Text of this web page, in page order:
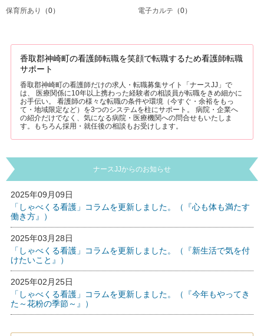
保育所あり （0） 電子カルテ （0）
香取郡神崎町の看護師転職を笑顔で転職するため看護師転職
サポート
香取郡神崎町の看護師だけの求人・転職募集サイト「ナースJJ」で
は、 医療関係に10年以上携わった経験者の相談員が転職をきめ細かに
お手伝い。 看護師の様々な転職の条件や環境（今すぐ・余裕をもっ
て・地域限定など）を3つのシステムを柱にサポート。 病院・企業へ
の紹介だけでなく、気になる病院・医療機関への問合せもいたしま
す。もちろん採用・就任後の相談もお受けします。
ナースJJからのお知らせ
2025年09月09日
「しゃべくる看護」コラムを更新しました。（『心も体も満たす
働き方』）
2025年03月28日
「しゃべくる看護」コラムを更新しました。（『新生活で気を付
けたいこと』）
2025年02月25日
「しゃべくる看護」コラムを更新しました。（『今年もやってき
た～花粉の季節～』）